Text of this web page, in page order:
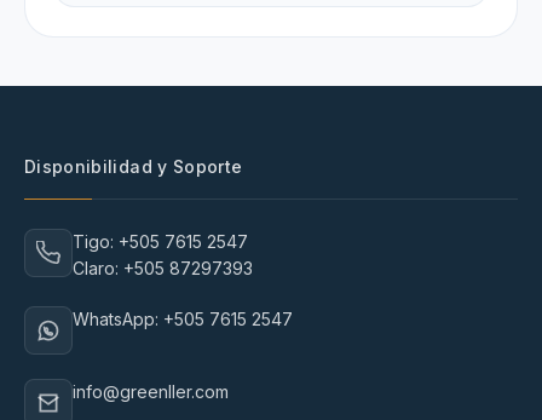
Disponibilidad y Soporte
Tigo: +505 7615 2547
Claro: +505 87297393
WhatsApp: +505 7615 2547
info@greenller.com